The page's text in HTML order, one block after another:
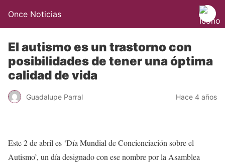
Once Noticias
El autismo es un trastorno con
posibilidades de tener una óptima
calidad de vida
Guadalupe Parral Hace 4 años
Este 2 de abril es ‘Día Mundial de Concienciación sobre el
Autismo’, un día designado con ese nombre por la Asamblea